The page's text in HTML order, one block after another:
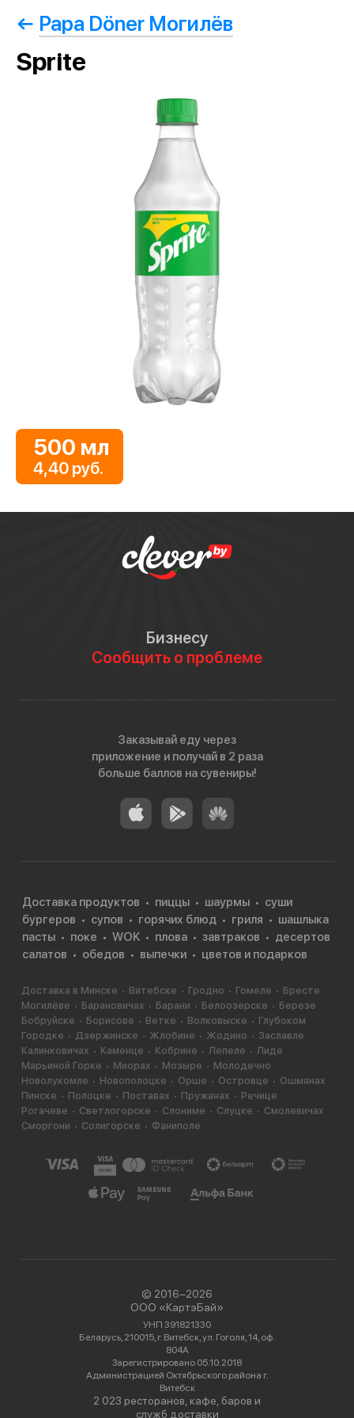
Papa Döner Могилёв
Sprite
500 мл
4,40 руб.
Бизнесу
Сообщить о проблеме
Заказывай еду через
приложение и получай в 2 раза
больше баллов на сувениры!
Доставка продуктов пиццы шаурмы
суши
бургеров
супов горячих блюд гриля
шашлыка
пасты
поке WOK плова завтраков
десертов
салатов
обедов выпечки цветов и подарков
Доставка в Минске Витебске Гродно Гомеле
Бресте
Могилёве
Барановичах Барани Белоозерске
Березе
Бобруйске
Борисове Ветке Волковыске
Глубоком
Городке
Дзержинске Жлобине Жодино
Заславле
Калинковичах
Каменце Кобрине Лепеле
Лиде
Марьиной Горке
Миорах Мозыре
Молодечно
Новолукомле
Новополоцке Орше Островце
Ошмянах
Пинске
Полоцке Поставах Пружанах
Речице
Рогачеве
Светлогорске Слониме Слуцке
Смолевичах
Сморгони
Солигорске Фаниполе
© 2016−2026
ООО «КартэБай»
УНП 391821330
Беларусь, 210015, г. Витебск, ул. Гоголя, 14, оф.
804А
Зарегистрировано 05.10.2018
Администрацией Октябрьского района г.
Витебск
2 023 ресторанов, кафе, баров и
служб доставки